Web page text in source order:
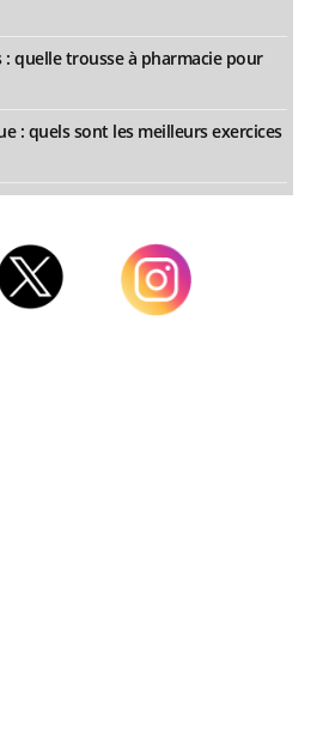
: quelle trousse à pharmacie pour
: quels sont les meilleurs exercices